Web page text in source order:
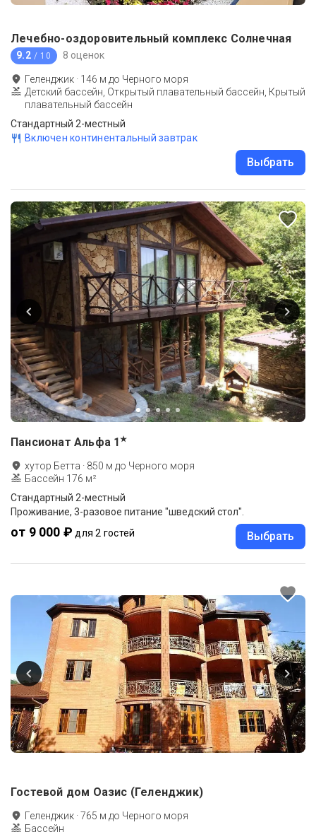
Лечебно-оздоровительный комплекс Солнечная
9.2 / 10 8 оценок
Геленджик · 146 м до Черного моря
Детский бассейн, Открытый плавательный бассейн, Крытый
плавательный бассейн
Стандартный 2-местный
Включен континентальный завтрак
Выбрать
Пансионат Альфа 1★
хутор Бетта · 850 м до Черного моря
Бассейн 176 м²
Стандартный 2-местный
Проживание, 3-разовое питание "шведский стол".
от 9 000 ₽ для 2 гостей Выбрать
Гостевой дом Оазис (Геленджик)
Геленджик ·765 м до Черного моря
Бассейн